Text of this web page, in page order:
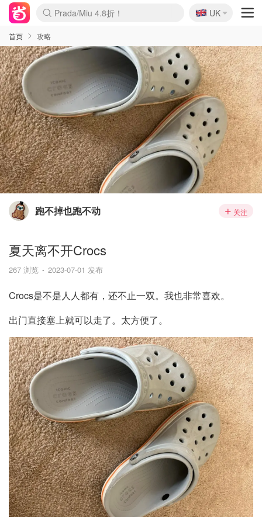
Prada/Miu 4.8折！
🇬🇧
UK
首页 攻略
跑不掉也跑不动 关注
夏天离不开Crocs
267 浏览 2023-07-01 发布
Crocs是不是人人都有，还不止一双。我也非常喜欢。
出门直接塞上就可以走了。太方便了。